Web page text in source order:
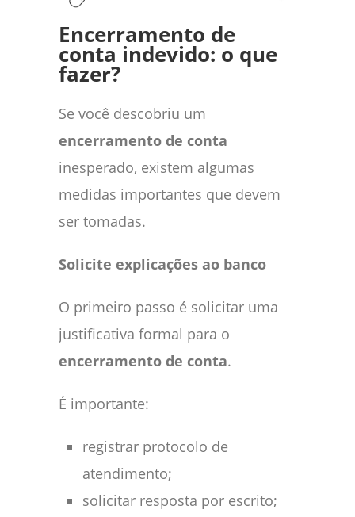
Encerramento de
conta indevido: o que
fazer?
Se você descobriu um
encerramento de conta
inesperado, existem algumas
medidas importantes que devem
ser tomadas.
Solicite explicações ao banco
O primeiro passo é solicitar uma
justificativa formal para o
encerramento de conta.
É importante:
registrar protocolo de
atendimento;
solicitar resposta por escrito;